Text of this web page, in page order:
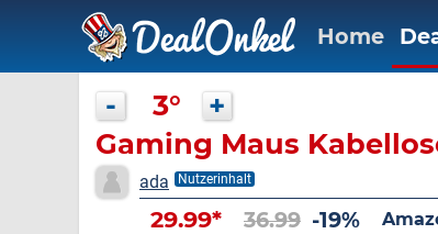
Home
- 3° +
Gaming Maus
ada Nutzerinhalt
29.99* 36.99 -19%